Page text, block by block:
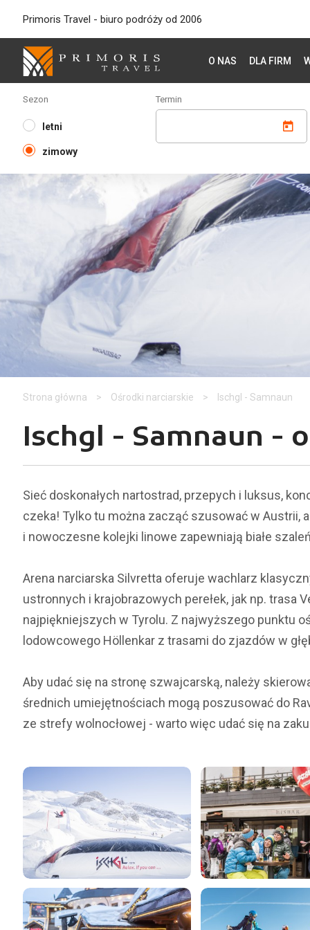
Primoris Travel - biuro podróży od 2006
O NAS DLA FIRM
Sezon
letni
zimowy
Termin
Strona główna > Ośrodki narciarskie > Ischgl - Samnaun
Ischgl - Samnaun -
Sieć doskonałych nartostrad, przepych i luksus,
czeka! Tylko tu można zacząć szusować w Austrii,
i nowoczesne kolejki linowe zapewniają białe
Arena narciarska Silvretta oferuje wachlarz
ustronnych i krajobrazowych perełek, jak np. trasa
najpiękniejszych w Tyrolu. Z najwyższego punktu
lodowcowego Höllenkar z trasami do zjazdów w
Aby udać się na stronę szwajcarską, należy
średnich umiejętnościach mogą poszusować do
ze strefy wolnocłowej - warto więc udać się na